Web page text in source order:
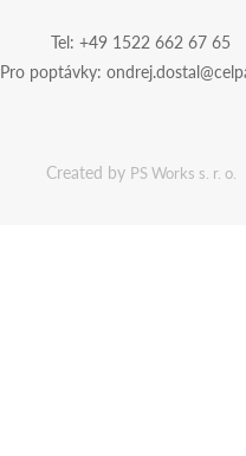
Tel: +49 1522 662 67 65
Pro poptávky:
Created by PS Works s. r. o.